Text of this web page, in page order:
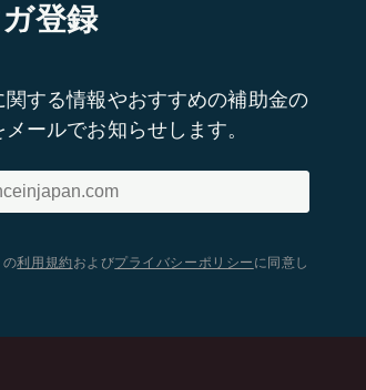
登録
関する情報やおすすめの補助金の
ールでお知らせします。
の利用規約 およびプライバシーポリシー に同意し